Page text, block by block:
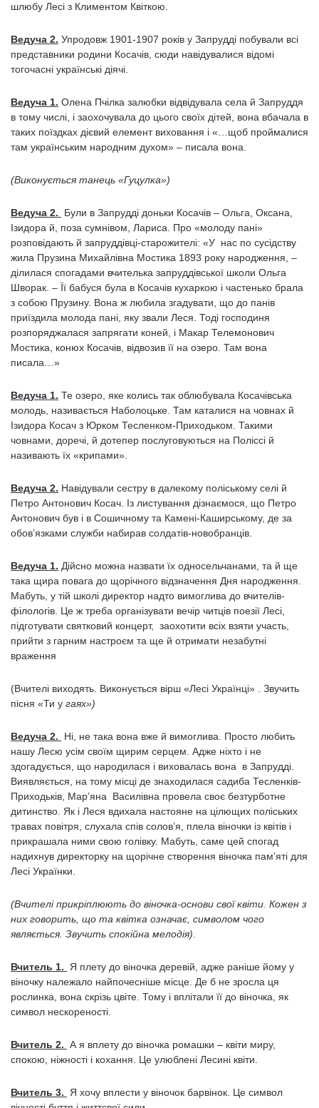
шлюбу Лесі з Климентом Квіткою.
Ведуча 2. Упродовж 1901-1907 років у Запрудді побували всі
представники родини Косачів, сюди навідувалися відомі
тогочасні українські діячі.
Ведуча 1. Олена Пчілка залюбки відвідувала села й Запруддя
в тому числі, і заохочувала до цього своїх дітей, вона вбачала в
таких поїздках дієвий елемент виховання і «…щоб проймалися
там українським народним духом» – писала вона.
(Виконується танець «Гуцулка»)
Ведуча 2.
Були в Запрудді доньки Косачів – Ольга, Оксана,
Ізидора й, поза сумнівом, Лариса. Про «молоду пані»
розповідають й запруддівці-старожителі: «У нас по сусідству
жила Прузина Михайлівна Мостика 1893 року народження, –
ділилася спогадами вчителька запруддівської школи Ольга
Шворак. – Її бабуся була в Косачів кухаркою і частенько брала
з собою Прузину. Вона ж любила згадувати, що до панів
приїздила молода пані, яку звали Леся. Тоді господиня
розпоряджалася запрягати коней, і Макар Телемонович
Мостика, конюх Косачів, відвозив її на озеро. Там вона
писала…»
Ведуча 1. Те озеро, яке колись так облюбувала Косачівська
молодь, називається Наболоцьке. Там каталися на човнах й
Ізидора Косач з Юрком Тесленком-Приходьком. Такими
човнами, доречі, й дотепер послуговуються на Поліссі й
називають їх «крипами».
Ведуча 2. Навідували сестру в далекому поліському селі й
Петро Антонович Косач. Із листування дізнаємося, що Петро
Антонович був і в Сошичному та Камені-Каширському, де за
обов’язками служби набирав солдатів-новобранців.
Ведуча 1. Дійсно можна назвати їх односельчанами, та й ще
така щира повага до щорічного відзначення Дня народження.
Мабуть, у тій школі директор надто вимоглива до вчителів-
філологів. Це ж треба організувати вечір читців поезії Лесі,
підготувати святковий концерт, заохотити всіх взяти участь,
прийти з гарним настроєм та ще й отримати незабутні
враження
(Вчителі виходять. Виконується вірш «Лесі Українці» . Звучить
пісня «Ти у гаях»)
Ведуча 2.
Ні, не така вона вже й вимоглива. Просто любить
нашу Лесю усім своїм щирим серцем. Адже ніхто і не
здогадується, що народилася і виховалась вона в Запрудді.
Виявляється, на тому місці де знаходилася садиба Тесленків-
Приходьків, Мар’яна Василівна провела своє безтурботне
дитинство. Як і Леся вдихала настояне на цілющих поліських
травах повітря, слухала спів солов’я, плела віночки із квітів і
прикрашала ними свою голівку. Мабуть, саме цей спогад
надихнув директорку на щорічне створення віночка пам’яті для
Лесі Українки.
(Вчителі прикріплюють до віночка-основи свої квіти. Кожен з
них говорить, що та квітка означає, символом чого
являється. Звучить спокійна мелодія).
Вчитель 1.
Я плету до віночка деревій, адже раніше йому у
віночку належало найпочесніше місце. Де б не зросла ця
рослинка, вона скрізь цвіте. Тому і вплітали її до віночка, як
символ нескореності.
Вчитель 2. А я вплету до віночка ромашки – квіти миру,
спокою, ніжності і кохання. Це улюблені Лесині квіти.
Вчитель 3.
Я хочу вплести у віночок барвінок. Це символ